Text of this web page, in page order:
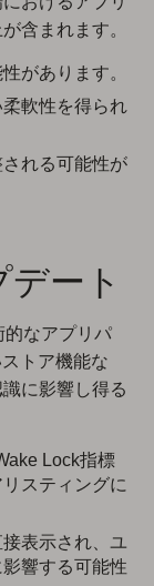
含まれます。
があります。
軟性を得られ
れる可能性が
ート
的なアプリパ
トア機能な
に影響し得る
Lock指標
スティングに
表示され、ユ
響する可能性